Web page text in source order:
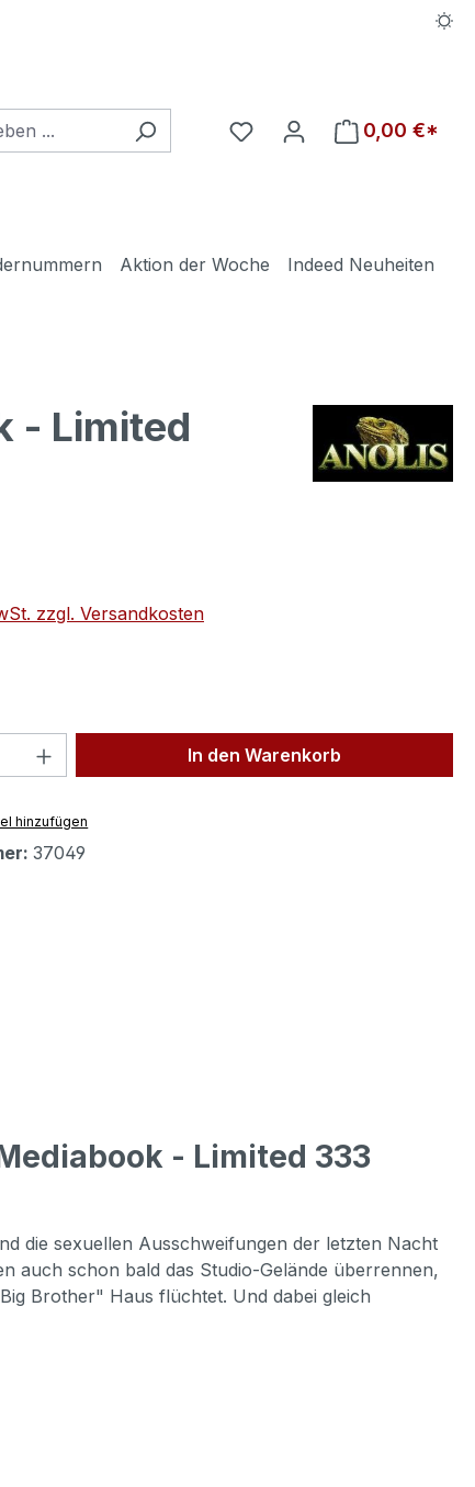
Du hast 0 Produkte auf
0,00 €*
Aktion der Woche
Indeed Neuheiten
- Limited
zzgl. Versandkosten
Gib den gewünschten Wert
In den Warenkorb
hinzufügen
37049
- Limited 333
die sexuellen Ausschweifungen der letzten Nacht
auch schon bald das Studio-Gelände überrennen,
Brother" Haus flüchtet. Und dabei gleich